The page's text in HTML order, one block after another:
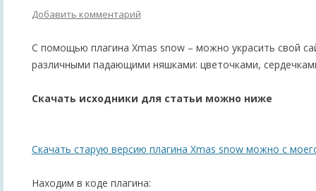
Добавить комментарий
С помощью плагина Xmas snow – можно украсить свой
различными падающими няшками: цветочками,
Скачать исходники для статьи можно ниже
Скачать старую версию плагина Xmas snow можно с
Находим в коде плагина: